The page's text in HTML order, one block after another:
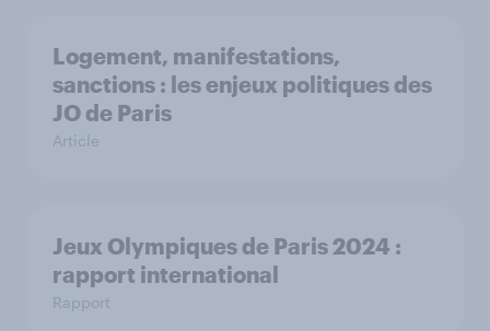
Logement, manifestations,
sanctions : les enjeux politiques des
JO de Paris
Article
Jeux Olympiques de Paris 2024 :
rapport international
Rapport